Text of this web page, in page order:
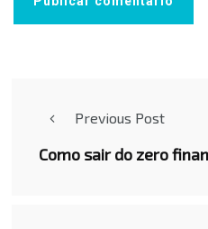
Previous Post
Como sair do zero